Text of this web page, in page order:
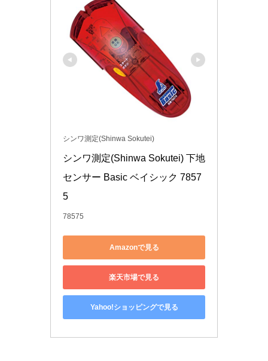
シンワ測定(Shinwa Sokutei)
シンワ測定(Shinwa Sokutei) 下地
センサー Basic ベイシック 7857
5
78575
Amazonで見る
楽天市場で見る
Yahoo!ショッピングで見る